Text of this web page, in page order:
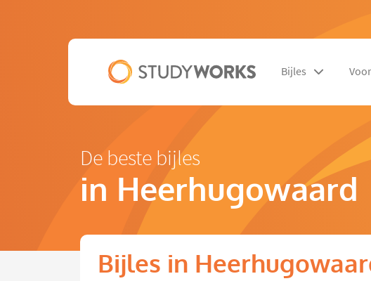
Bijles
De beste bijles
in Heerhugowaard
Bijles in